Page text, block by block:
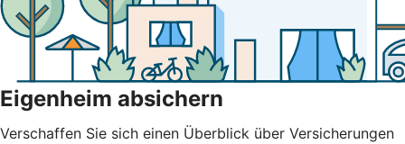
Eigenheim absichern
Verschaffen Sie sich einen Überblick über Versicherungen